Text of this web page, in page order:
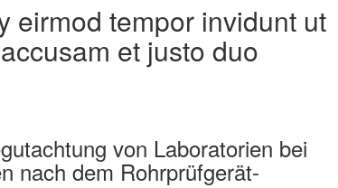
eirmod tempor invidunt ut
et justo duo
von Laboratorien bei
nach dem Rohrprüfgerät-